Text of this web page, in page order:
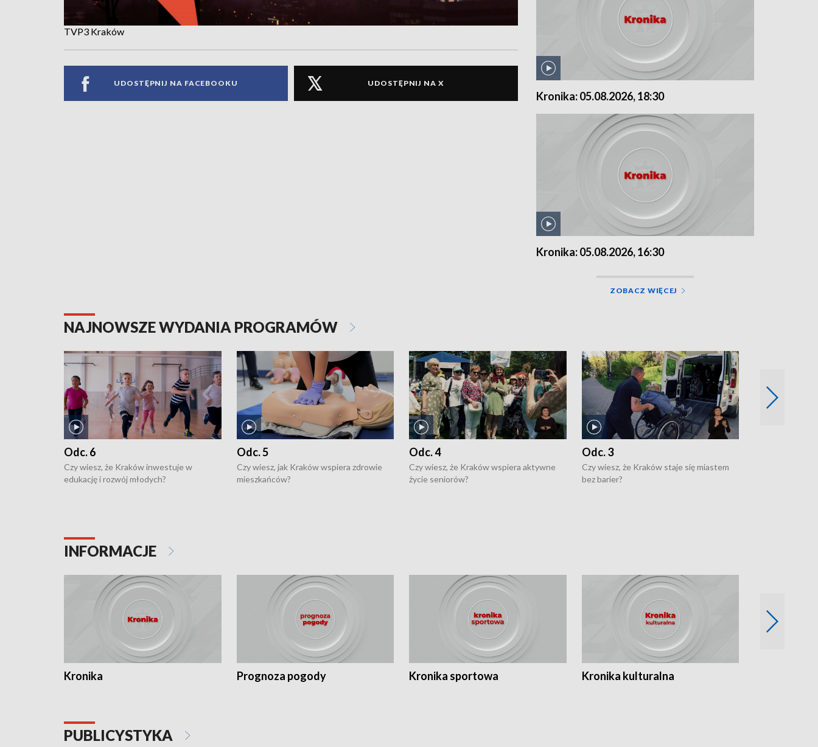
TVP3 Kraków
UDOSTĘPNIJ NA FACEBOOKU UDOSTĘPNIJ NA X
Kronika: 05.08.2026, 18:30
Kronika: 05.08.2026, 16:30
ZOBACZ WIĘCEJ
NAJNOWSZE WYDANIA PROGRAMÓW
Odc. 6
Czy wiesz, że Kraków inwestuje w
edukację i rozwój młodych?
Odc. 5
Czy wiesz, jak Kraków wspiera zdrowie
mieszkańców?
Odc. 4
Czy wiesz, że Kraków wspiera aktywne
życie seniorów?
Odc. 3
Czy wiesz, że Kraków staje się miastem
bez barier?
INFORMACJE
Kronika Prognoza pogody Kronika sportowa Kronika kulturalna
PUBLICYSTYKA